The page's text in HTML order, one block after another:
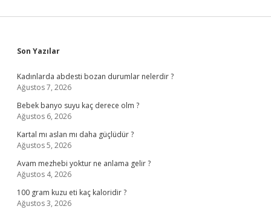
Sidebar
Son Yazılar
Kadınlarda abdesti bozan durumlar nelerdir ?
Ağustos 7, 2026
Bebek banyo suyu kaç derece olm ?
Ağustos 6, 2026
Kartal mı aslan mı daha güçlüdür ?
Ağustos 5, 2026
Avam mezhebi yoktur ne anlama gelir ?
Ağustos 4, 2026
100 gram kuzu eti kaç kaloridir ?
Ağustos 3, 2026